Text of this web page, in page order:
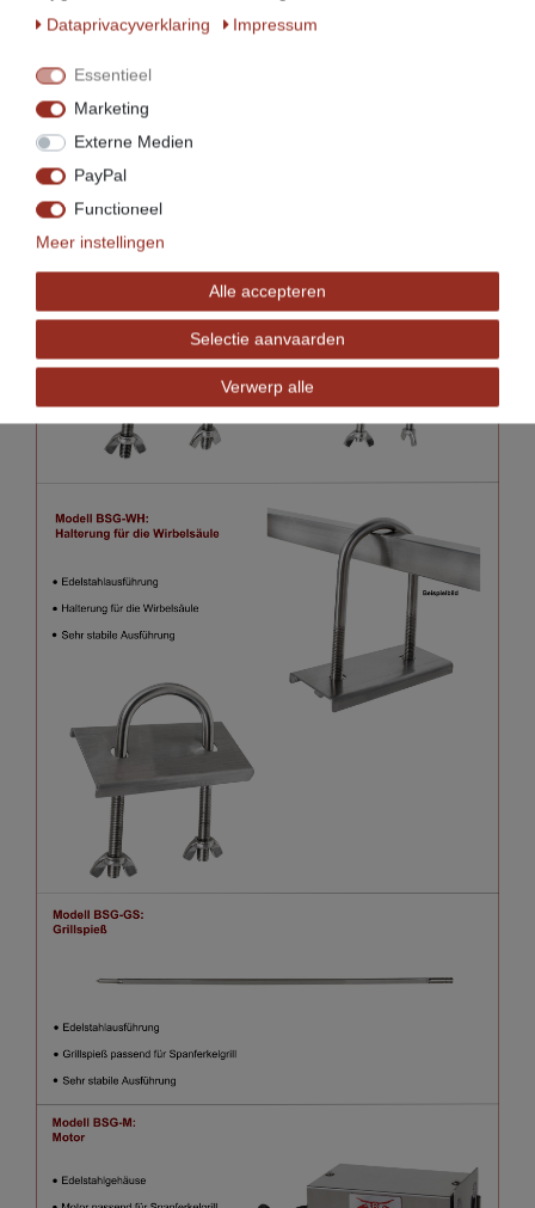
Data­privacy­verklaring
Impressum
Essentieel
Marketing
Externe Medien
PayPal
Functioneel
Meer instellingen
Alle accepteren
Selectie aanvaarden
Verwerp alle